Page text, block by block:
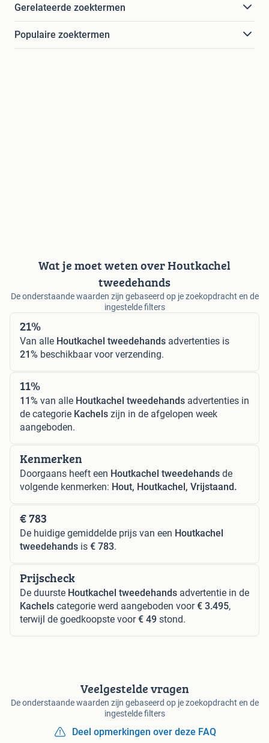
Gerelateerde zoektermen
Populaire zoektermen
Wat je moet weten over Houtkachel
tweedehands
De onderstaande waarden zijn gebaseerd op je zoekopdracht en de
ingestelde filters
21%
Van alle Houtkachel tweedehands advertenties is
21% beschikbaar voor verzending.
11%
11% van alle Houtkachel tweedehands advertenties in
de categorie Kachels zijn in de afgelopen week
aangeboden.
Kenmerken
Doorgaans heeft een Houtkachel tweedehands de
volgende kenmerken: Hout, Houtkachel, Vrijstaand.
€ 783
De huidige gemiddelde prijs van een Houtkachel
tweedehands is € 783.
Prijscheck
De duurste Houtkachel tweedehands advertentie in de
Kachels categorie werd aangeboden voor€ 3.495,
terwijl de goedkoopste voor€ 49 stond.
Veelgestelde vragen
De onderstaande waarden zijn gebaseerd op je zoekopdracht en de
ingestelde filters
Deel opmerkingen over deze FAQ